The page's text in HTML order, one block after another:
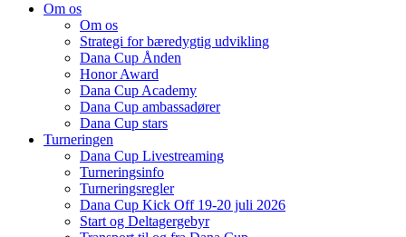
Om os
Om os
Strategi for bæredygtig udvikling
Dana Cup Ånden
Honor Award
Dana Cup Academy
Dana Cup ambassadører
Dana Cup stars
Turneringen
Dana Cup Livestreaming
Turneringsinfo
Turneringsregler
Dana Cup Kick Off 19-20 juli 2026
Start og Deltagergebyr